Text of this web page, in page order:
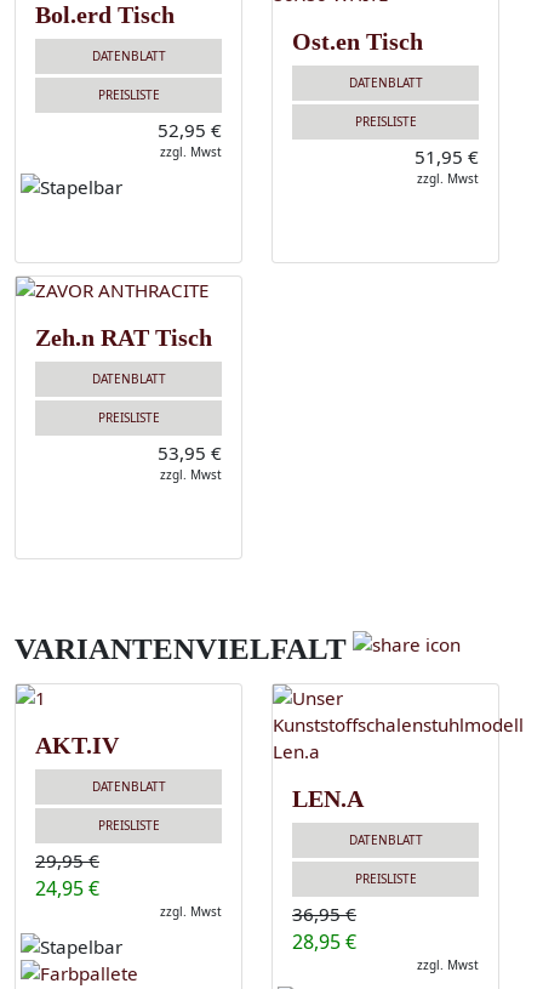
Bol.erd Tisch
DATENBLATT
PREISLISTE
52,95 €
zzgl. Mwst
Ost.en Tisch
DATENBLATT
PREISLISTE
51,95 €
zzgl. Mwst
Zeh.n RAT Tisch
DATENBLATT
PREISLISTE
53,95 €
zzgl. Mwst
VARIANTENVIELFALT
AKT.IV
DATENBLATT
PREISLISTE
29,95 €
24,95 €
zzgl. Mwst
LEN.A
DATENBLATT
PREISLISTE
36,95 €
28,95 €
zzgl. Mwst